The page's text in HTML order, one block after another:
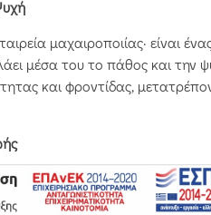
μαχαιροποιίας· είναι
μέσα του το πάθος και
και φροντίδας,
Cristema είναι κάτι
των στιγμών που